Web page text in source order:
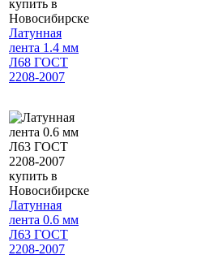
Латунная
лента 1.4 мм
Л68 ГОСТ
2208-2007
Латунная
лента 0.6 мм
Л63 ГОСТ
2208-2007